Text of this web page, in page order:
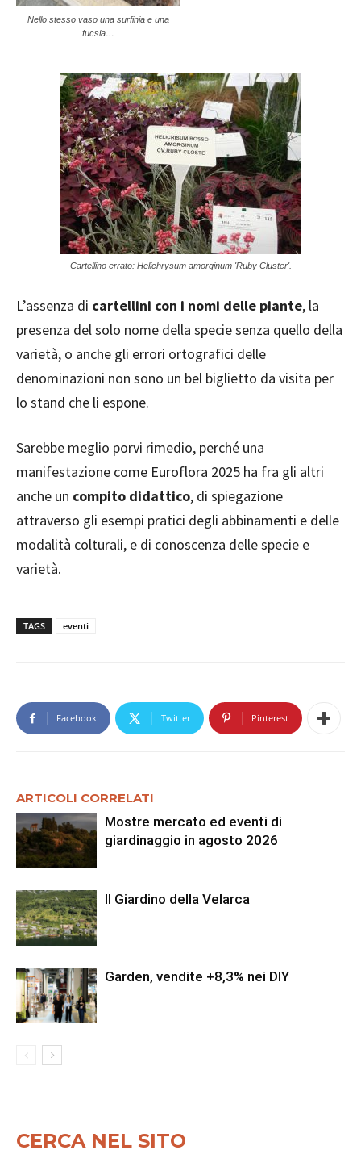
Nello stesso vaso una surfinia e una
fucsia…
Cartellino errato: Helichrysum amorginum 'Ruby Cluster'.
L’assenza di cartellini con i nomi delle piante, la
presenza del solo nome della specie senza quello della
varietà, o anche gli errori ortografici delle
denominazioni non sono un bel biglietto da visita per
lo stand che li espone.
Sarebbe meglio porvi rimedio, perché una
manifestazione come Euroflora 2025 ha fra gli altri
anche un compito didattico, di spiegazione
attraverso gli esempi pratici degli abbinamenti e delle
modalità colturali, e di conoscenza delle specie e
varietà.
TAGS eventi
Facebook Twitter Pinterest
ARTICOLI CORRELATI
Mostre mercato ed eventi di
giardinaggio in agosto 2026
Il Giardino della Velarca
Garden, vendite +8,3% nei DIY
CERCA NEL SITO